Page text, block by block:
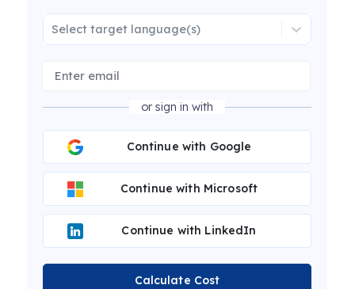
Select target language(s)
or sign in with
Continue with Google
Continue with Microsoft
Continue with LinkedIn
Calculate Cost